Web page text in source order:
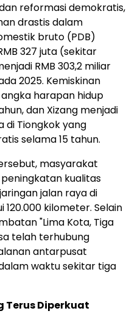
reformasi demokratis,
drastis dalam
bruto (PDB)
327 juta (sekitar
RMB 303,2 miliar
2025. Kemiskinan
harapan hidup
dan Xizang menjadi
di Tiongkok yang
selama 15 tahun.
masyarakat
kualitas
jalan raya di
kilometer. Selain
"Lima Kota, Tiga
telah terhubung
antarpusat
waktu sekitar tiga
Terus Diperkuat